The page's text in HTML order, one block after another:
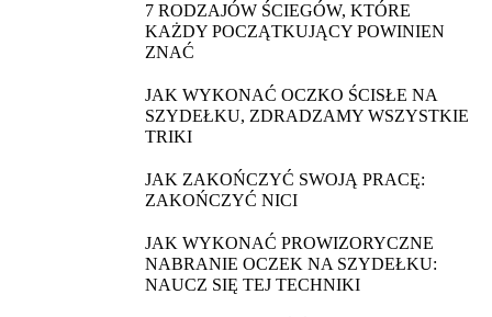
7 RODZAJÓW ŚCIEGÓW, KTÓRE
KAŻDY POCZĄTKUJĄCY POWINIEN
ZNAĆ
JAK WYKONAĆ OCZKO ŚCISŁE NA
SZYDEŁKU, ZDRADZAMY WSZYSTKIE
TRIKI
JAK ZAKOŃCZYĆ SWOJĄ PRACĘ:
ZAKOŃCZYĆ NICI
JAK WYKONAĆ PROWIZORYCZNE
NABRANIE OCZEK NA SZYDEŁKU:
NAUCZ SIĘ TEJ TECHNIKI